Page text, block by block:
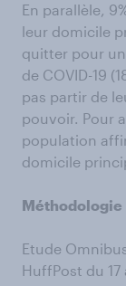
En parallèle,
leur domicile
quitter pour
de COVID-19
pas partir de
pouvoir. Pour
population
domicile
Méthodologie
Etude
HuffPost du